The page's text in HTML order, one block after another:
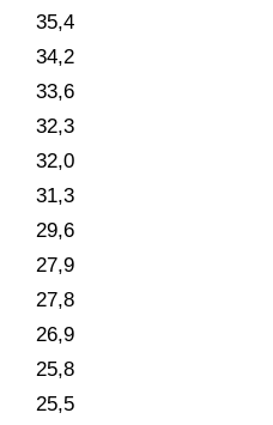
35,4
34,2
33,6
32,3
32,0
31,3
29,6
27,9
27,8
26,9
25,8
25,5